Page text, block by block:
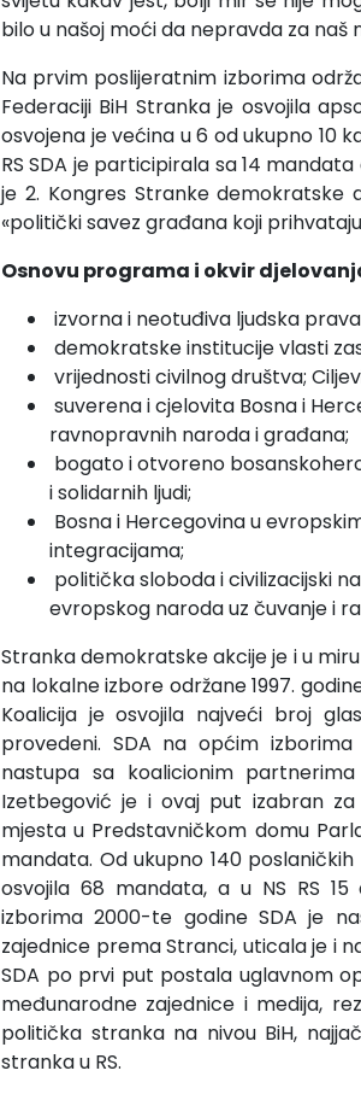
bilo u našoj moći da nepravda za naš
Na prvim poslijeratnim izborima
Federaciji BiH Stranka je osvojila
osvojena je većina u 6 od ukupno 10
RS SDA je participirala sa 14
je 2. Kongres Stranke demokratske
«politički savez građana koji
Osnovu programa i okvir
izvorna i neotuđiva ljudska
demokratske institucije vlasti
vrijednosti civilnog društva;
suverena i cjelovita Bosna i
ravnopravnih naroda i građana;
bogato i otvoreno
i solidarnih ljudi;
Bosna i Hercegovina u
integracijama;
politička sloboda i civilizacijski
evropskog naroda uz čuvanje i
Stranka demokratske akcije je i u
na lokalne izbore održane 1997.
Koalicija je osvojila najveći broj
provedeni. SDA na općim
nastupa sa koalicionim
Izetbegović je i ovaj put izabran za
mjesta u Predstavničkom domu
mandata. Od ukupno 140
osvojila 68 mandata, a u NS RS
izborima 2000-te godine SDA je
zajednice prema Stranci, uticala je i
SDA po prvi put postala uglavnom
međunarodne zajednice i medija,
politička stranka na nivou BiH,
stranka u RS.